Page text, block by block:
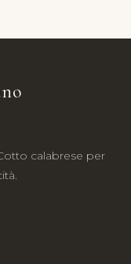
calabrese per